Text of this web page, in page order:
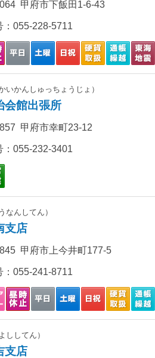
甲府市下飯田1-6-43
055-228-5711
いかんしゅっちょうじょ）
会館出張所
甲府市幸町23-12
055-232-3401
なんしてん）
支店
甲府市上今井町177-5
055-241-8711
ししてん）
支店